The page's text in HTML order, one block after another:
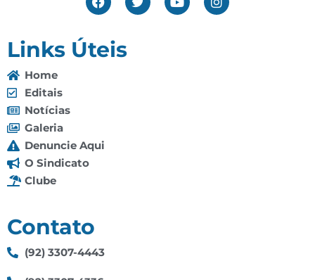
Links Úteis
Home
Editais
Notícias
Galeria
Denuncie Aqui
O Sindicato
Clube
Contato
(92) 3307-4443